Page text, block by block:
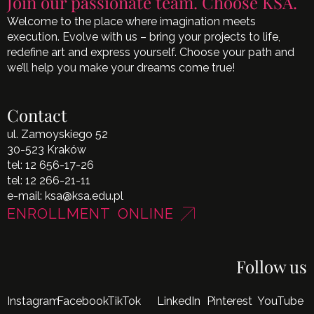
Welcome to the place where imagination meets
execution. Evolve with us – bring your projects to life,
redefine art and express yourself. Choose your path and
we’ll help you make your dreams come true!
Contact
ul. Zamoyskiego 52
30-523 Kraków
tel: 12 656-17-26
tel: 12 266-21-11
e-mail: ksa@ksa.edu.pl
ENROLLMENT ONLINE
Follow us
InstagramFacebookTikTok LinkedIn Pinterest YouTube